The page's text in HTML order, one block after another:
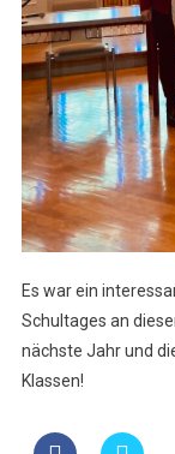
Es war ein
Schultages an
nächste Jahr und
Klassen!